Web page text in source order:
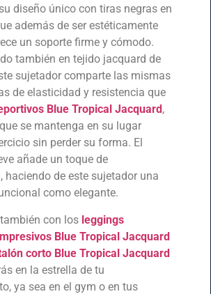
diseño único con tiras negras en
además de ser estéticamente
un soporte firme y cómodo.
también en tejido jacquard de
sujetador comparte las mismas
de elasticidad y resistencia que
Blue Tropical Jacquard ,
se mantenga en su lugar
sin perder su forma. El
añade un toque de
haciendo de este sujetador una
como elegante.
con los leggings
Blue Tropical Jacquard
corto Blue Tropical Jacquard
en la estrella de tu
ya sea en el gym o en tus